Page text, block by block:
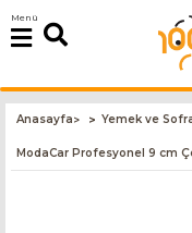
Menü
Anasayfa> Yemek ve
ModaCar Profesyonel 9 cm